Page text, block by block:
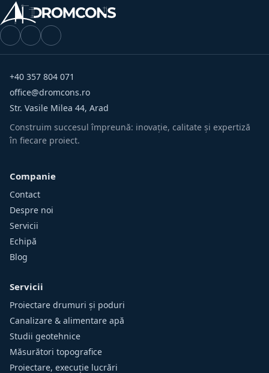
+40 357 804 071
office@dromcons.ro
Str. Vasile Milea 44, Arad
Construim succesul împreună: inovație, calitate și expertiză
în fiecare proiect.
Companie
Contact
Despre noi
Servicii
Echipă
Blog
Servicii
Proiectare drumuri și poduri
Canalizare & alimentare apă
Studii geotehnice
Măsurători topografice
Proiectare, execuție lucrări